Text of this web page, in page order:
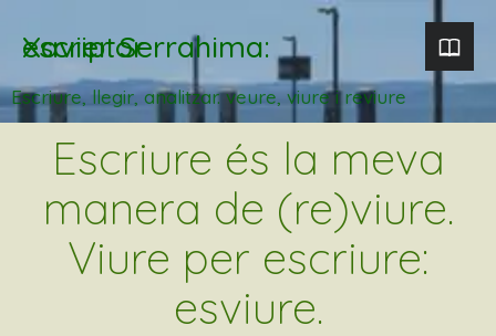
Xavier Serrahima: escriptor
Escriure, llegir, analitzar. veure, viure i reviure
Escriure és la meva
manera de (re)viure.
Viure per escriure:
esviure.